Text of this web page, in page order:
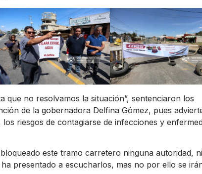
que no resolvamos la situación”, sentenciaron los
de la gobernadora Delfina Gómez, pues
riesgos de contagiarse de infecciones y
este tramo carretero ninguna autoridad,
presentado a escucharlos, mas no por ello se